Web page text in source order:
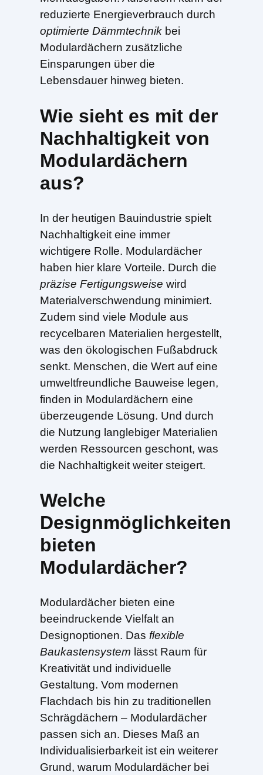
reduzierte Energieverbrauch durch
optimierte Dämmtechnik bei
Modulardächern zusätzliche
Einsparungen über die
Lebensdauer hinweg bieten.
Wie sieht es mit der
Nachhaltigkeit von
Modulardächern
aus?
In der heutigen Bauindustrie spielt
Nachhaltigkeit eine immer
wichtigere Rolle. Modulardächer
haben hier klare Vorteile. Durch die
präzise Fertigungsweise wird
Materialverschwendung minimiert.
Zudem sind viele Module aus
recycelbaren Materialien hergestellt,
was den ökologischen Fußabdruck
senkt. Menschen, die Wert auf eine
umweltfreundliche Bauweise legen,
finden in Modulardächern eine
überzeugende Lösung. Und durch
die Nutzung langlebiger Materialien
werden Ressourcen geschont, was
die Nachhaltigkeit weiter steigert.
Welche
Designmöglichkeiten
bieten
Modulardächer?
Modulardächer bieten eine
beeindruckende Vielfalt an
Designoptionen. Das flexible
Baukastensystem lässt Raum für
Kreativität und individuelle
Gestaltung. Vom modernen
Flachdach bis hin zu traditionellen
Schrägdächern – Modulardächer
passen sich an. Dieses Maß an
Individualisierbarkeit ist ein weiterer
Grund, warum Modulardächer bei